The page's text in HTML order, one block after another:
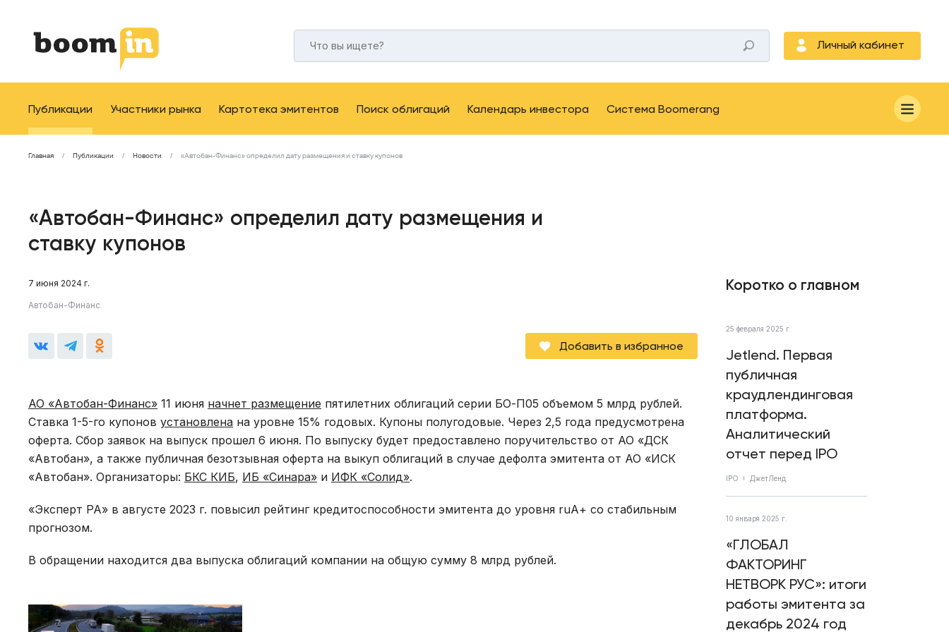
Личный кабинет
Публикации Участники рынка Картотека эмитентов Поиск облигаций Календарь инвестора Система Boomerang
Главная Публикации Новости «Автобан-Финанс» определил дату размещения и ставку купонов
«Автобан-Финанс» определил дату размещения и
ставку купонов
7 июня 2024 г.
Автобан-Финанс
Добавить в избранное
АО «Автобан-Финанс» 11 июня начнет размещение пятилетних облигаций серии БО-П05 объемом 5 млрд рублей.
Ставка 1-5-го купонов установлена на уровне 15% годовых. Купоны полугодовые. Через 2,5 года предусмотрена
оферта. Сбор заявок на выпуск прошел 6 июня. По выпуску будет предоставлено поручительство от АО «ДСК
«Автобан», а также публичная безотзывная оферта на выкуп облигаций в случае дефолта эмитента от АО «ИСК
«Автобан». Организаторы: БКС КИБ, ИБ «Синара» и ИФК «Солид».
«Эксперт РА» в августе 2023 г. повысил рейтинг кредитоспособности эмитента до уровня ruА+ со стабильным
прогнозом.
В обращении находится два выпуска облигаций компании на общую сумму 8 млрд рублей.
Коротко о главном
25 февраля 2025 г.
Jetlend. Первая
публичная
краудлендинговая
платформа.
Аналитический
отчет перед IPO
IPO ДжетЛенд
10 января 2025 г.
«ГЛОБАЛ
ФАКТОРИНГ
НЕТВОРК РУС»: итоги
работы эмитента за
декабрь 2024 год